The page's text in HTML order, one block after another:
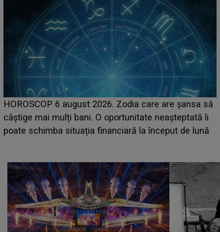
LINE-UP UNTOLD ONE, prima zi. Cine sunt artiștii
care deschid festivalul și de la ce ore au loc cele mai
așteptate concerte pe scena principală?